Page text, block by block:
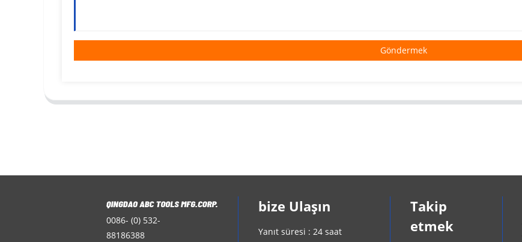
Göndermek
0086- (0) 532-
88186388
bize Ulaşın
Yanıt süresi : 24 saat
Takip
etmek